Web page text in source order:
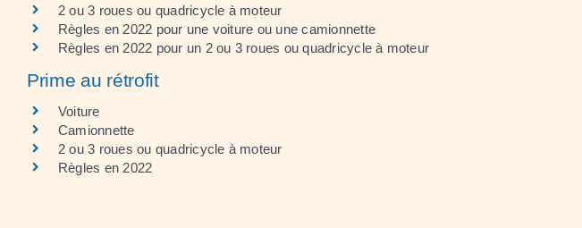
2 ou 3 roues ou quadricycle à moteur
Règles en 2022 pour une voiture ou une camionnette
Règles en 2022 pour un 2 ou 3 roues ou quadricycle à moteur
Prime au rétrofit
Voiture
Camionnette
2 ou 3 roues ou quadricycle à moteur
Règles en 2022